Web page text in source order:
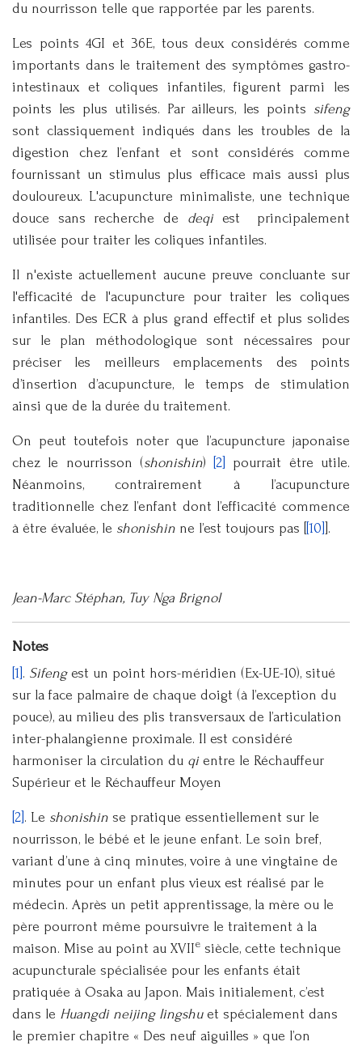
du nourrisson telle que rapportée par les parents.
Les points 4GI et 36E, tous deux considérés comme
importants dans le traitement des symptômes gastro-
intestinaux et coliques infantiles, figurent parmi les
points les plus utilisés. Par ailleurs, les points sifeng
sont classiquement indiqués dans les troubles de la
digestion chez l’enfant et sont considérés comme
fournissant un stimulus plus efficace mais aussi plus
douloureux. L'acupuncture minimaliste, une technique
douce sans recherche de deqiest principalement
utilisée pour traiter les coliques infantiles.
Il n'existe actuellement aucune preuve concluante sur
l'efficacité de l'acupuncture pour traiter les coliques
infantiles. Des ECR à plus grand effectif et plus solides
sur le plan méthodologique sont nécessaires pour
préciser les meilleurs emplacements des points
d’insertion d’acupuncture, le temps de stimulation
ainsi que de la durée du traitement.
On peut toutefois noter que l’acupuncture japonaise
chez le nourrisson (shonishin) [2]
pourrait être utile.
Néanmoins, contrairement à l’acupuncture
traditionnelle chez l’enfant dont l’efficacité commence
à être évaluée, le shonishin ne l’est toujours pas [ [10] ].
Jean-Marc Stéphan, Tuy Nga Brignol
Notes
[1] . Sifengest un point hors-méridien (Ex-UE-10), situé
sur la face palmaire de chaque doigt (à l’exception du
pouce), au milieu des plis transversaux de l’articulation
inter-phalangienne proximale. Il est considéré
harmoniser la circulation du qientre le Réchauffeur
Supérieur et le Réchauffeur Moyen
[2] . Le shonishin se pratique essentiellement sur le
nourrisson, le bébé et le jeune enfant. Le soin bref,
variant d’une à cinq minutes, voire à une vingtaine de
minutes pour un enfant plus vieux est réalisé par le
médecin. Après un petit apprentissage, la mère ou le
père pourront même poursuivre le traitement à la
maison. Mise au point au XVIIe siècle, cette technique
acupuncturale spécialisée pour les enfants était
pratiquée à Osaka au Japon. Mais initialement, c’est
dans le Huangdi neijing lingshuet spécialement dans
le premier chapitre « Des neuf aiguilles » que l’on